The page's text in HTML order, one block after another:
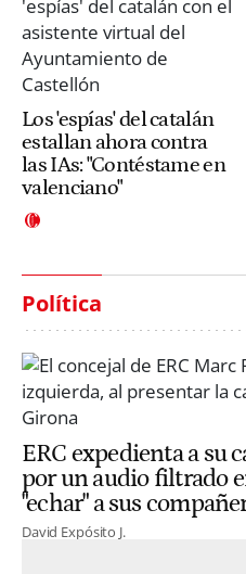
Los 'espías' del catalán
estallan ahora contra
las IAs: "Contéstame en
valenciano"
Política
ERC expedienta a su
por un audio filtrado
"echar" a sus
David Expósito J.